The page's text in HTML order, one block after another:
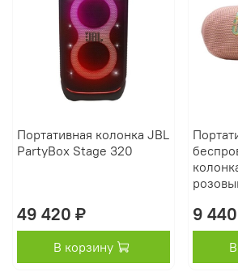
Портативная колонка JBL
PartyBox Stage 320
49 420 ₽
В корзину
9